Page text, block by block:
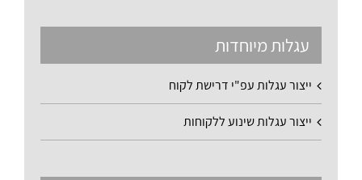
עגלות מיוחדות
ייצור עגלות עפ"י דרישת לקוח
ייצור עגלות שינוע ללקוחות